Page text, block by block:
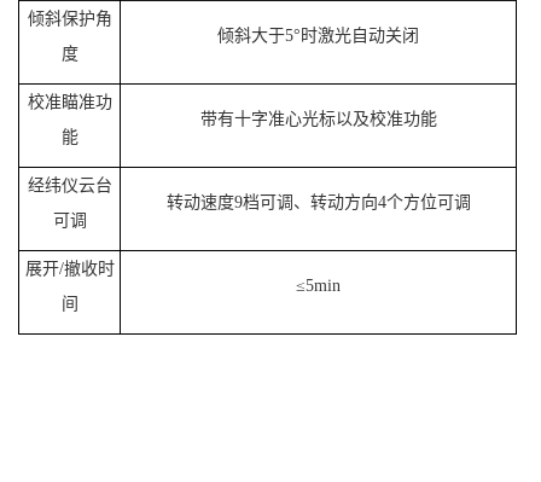
倾斜保护角
度
倾斜大于5°时激光自动关闭
校准瞄准功
能
带有十字准心光标以及校准功能
经纬仪云台
可调
转动速度9档可调、转动方向4个方位可调
展开/撤收时
间
≤5min